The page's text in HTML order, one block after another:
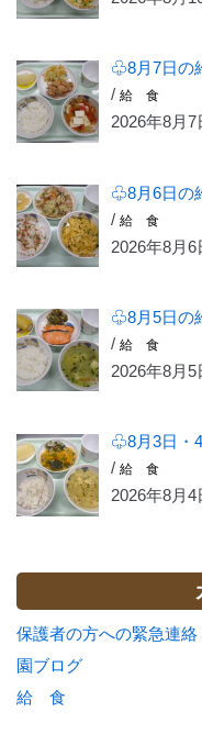
♧8月7日の
/給 食
2026年8月7
♧8月6日の
/給 食
2026年8月6
♧8月5日の
/給 食
2026年8月5
♧8月3日・
/給 食
2026年8月4
保護者の方への緊急連絡
園ブログ
給 食